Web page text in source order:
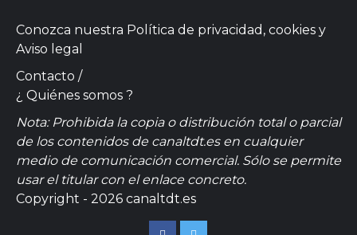
Conozca nuestra Política de privacidad, cookies y
Aviso legal
Contacto /
¿ Quiénes somos ?
Nota: Prohibida la copia o distribución total o parcial
de los contenidos de canaltdt.es en cualquier
medio de comunicación comercial. Sólo se permite
usar el titular con el enlace concreto.
Copyright - 2026 canaltdt.es